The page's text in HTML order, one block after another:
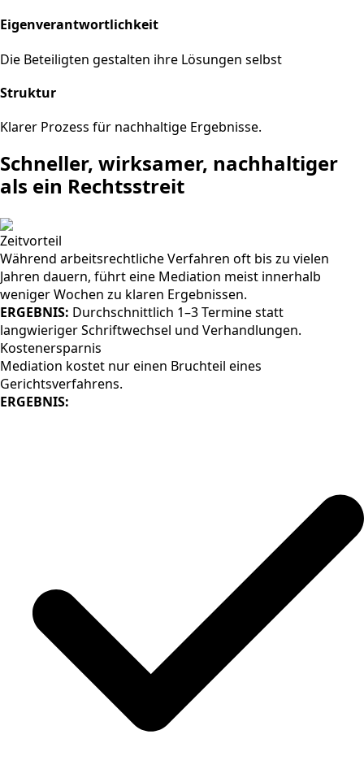
Eigenverantwortlichkeit
Die Beteiligten gestalten ihre Lösungen selbst
Struktur
Klarer Prozess für nachhaltige Ergebnisse.
Schneller, wirksamer, nachhaltiger
als ein Rechtsstreit
Zeitvorteil
Während arbeitsrechtliche Verfahren oft bis zu vielen
Jahren dauern, führt eine Mediation meist innerhalb
weniger Wochen zu klaren Ergebnissen.
ERGEBNIS: Durchschnittlich 1–3 Termine statt
langwieriger Schriftwechsel und Verhandlungen.
Kostenersparnis
Mediation kostet nur einen Bruchteil eines
Gerichtsverfahrens.
ERGEBNIS: